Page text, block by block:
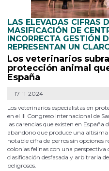
LAS ELEVADAS CIFRAS
MASIFICACIÓN DE
INCORRECTA GESTIÓN
REPRESENTAN UN
Los veterinarios
protección animal
España
17-11-2024
Los veterinarios especialistas en
en el III Congreso Internacional de
las carencias que existen en
abandono que produce una
notable cifra de perros sin opciones
colonias felinas con una
clasificación desfasada y arbitraria
peligrosos.